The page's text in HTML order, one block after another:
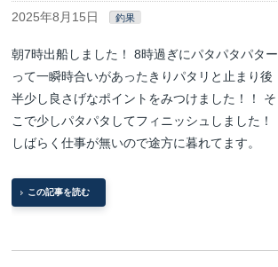
2025年8月15日 釣果
朝7時出船しました！ 8時過ぎにパタパタパター
って一瞬時合いがあったきりパタリと止まり後
半少し良さげなポイントをみつけました！！ そ
こで少しパタパタしてフィニッシュしました！
しばらく仕事が無いので途方に暮れてます。
この記事を読む